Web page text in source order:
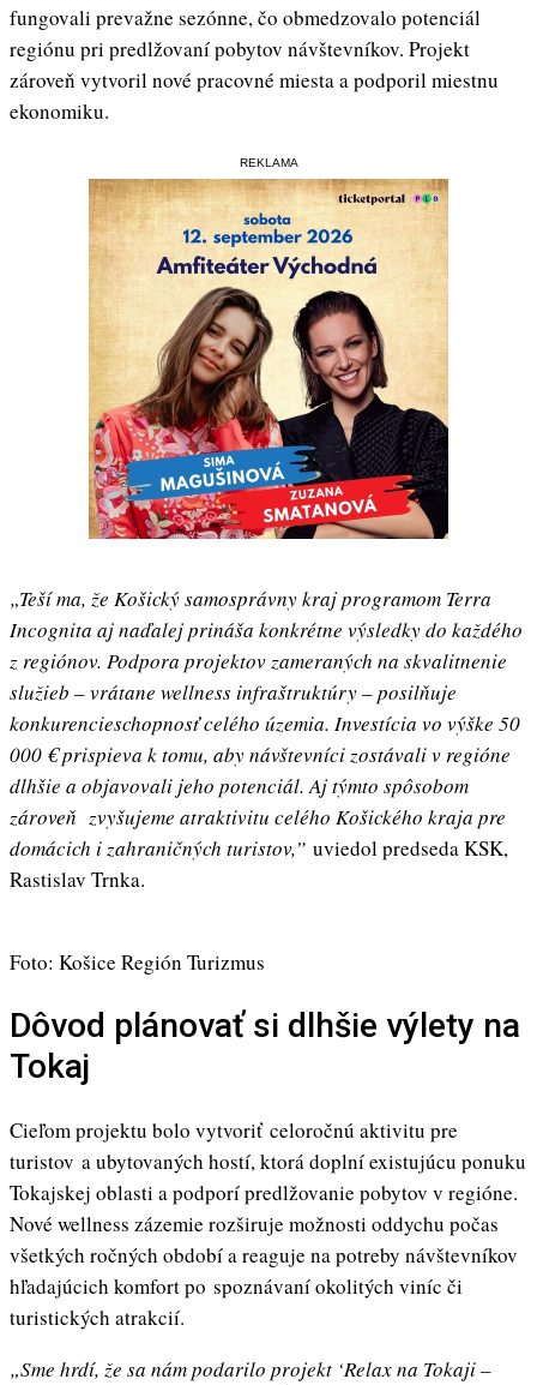
fungovali prevažne sezónne, čo obmedzovalo potenciál
regiónu pri predlžovaní pobytov návštevníkov. Projekt
zároveň vytvoril nové pracovné miesta a podporil miestnu
ekonomiku.
REKLAMA
„Teší ma, že Košický samosprávny kraj programom Terra
Incognita aj naďalej prináša konkrétne výsledky do každého
z regiónov. Podpora projektov zameraných na skvalitnenie
služieb – vrátane wellness infraštruktúry – posilňuje
konkurencieschopnosť celého územia. Investícia vo výške 50
000 € prispieva k tomu, aby návštevníci zostávali v regióne
dlhšie a objavovali jeho potenciál. Aj týmto spôsobom
zároveň zvyšujeme atraktivitu celého Košického kraja pre
domácich i zahraničných turistov,” uviedol predseda KSK,
Rastislav Trnka.
Foto: Košice Región Turizmus
Dôvod plánovať si dlhšie výlety na
Tokaj
Cieľom projektu bolo vytvoriť celoročnú aktivitu pre
turistov a ubytovaných hostí, ktorá doplní existujúcu ponuku
Tokajskej oblasti a podporí predlžovanie pobytov v regióne.
Nové wellness zázemie rozširuje možnosti oddychu počas
všetkých ročných období a reaguje na potreby návštevníkov
hľadajúcich komfort po spoznávaní okolitých viníc či
turistických atrakcií.
„Sme hrdí, že sa nám podarilo projekt ‘Relax na Tokaji –